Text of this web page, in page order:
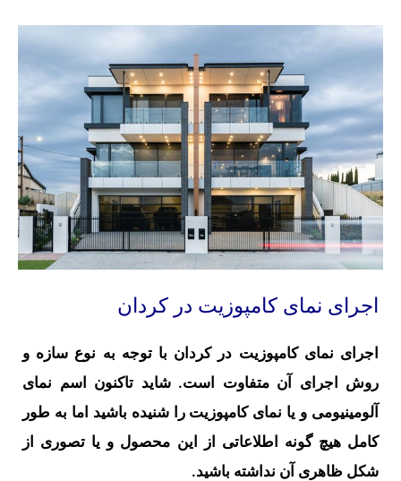
اجرای نمای کامپوزیت در کردان
اجرای نمای کامپوزیت در کردان با توجه به نوع سازه و
روش اجرای آن متفاوت است. شاید تاکنون اسم نمای
آلومینیومی و یا نمای کامپوزیت را شنیده باشید اما به طور
کامل هیچ گونه اطلاعاتی از این محصول و یا تصوری از
شکل ظاهری آن نداشته باشید.